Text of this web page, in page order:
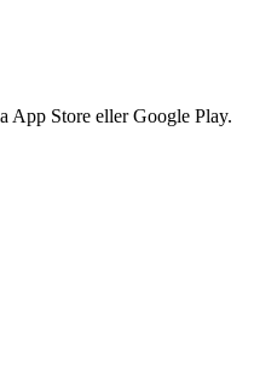
App Store eller Google Play.